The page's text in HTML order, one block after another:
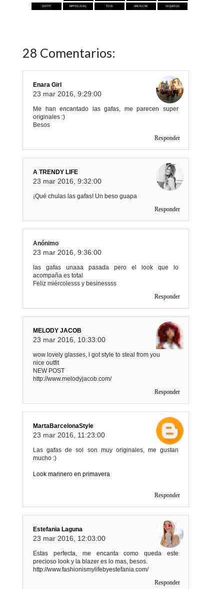
OUTFIT RIPPED JEANS TOUS URBAN CHIC VAQUEROS
28 Comentarios:
Enara Girl
23 mar 2016, 9:29:00
Me han encantado las gafas, me parecen super
originales :)
Besos
Responder
A TRENDY LIFE
23 mar 2016, 9:32:00
¡Qué chulas las gafas! Un beso guapa
Responder
Anónimo
23 mar 2016, 9:36:00
las gafas unaaa pasada pero el look que lo
acompaña es total
Feliz miércolesss y besinessss
Responder
MELODY JACOB
23 mar 2016, 10:33:00
wow lovely glasses, i got style to steal from you
nice outfit
NEW POST
http://www.melodyjacob.com/
Responder
MartaBarcelonaStyle
23 mar 2016, 11:23:00
Las gafas de sol son muy originales, me gustan
mucho :)
Look marinero en primavera
Responder
Estefania Laguna
23 mar 2016, 12:03:00
Estas perfecta, me encanta como queda este
precioso look y la blazer es lo mas, besos.
http://www.fashionismylifebyestefania.com/
Responder